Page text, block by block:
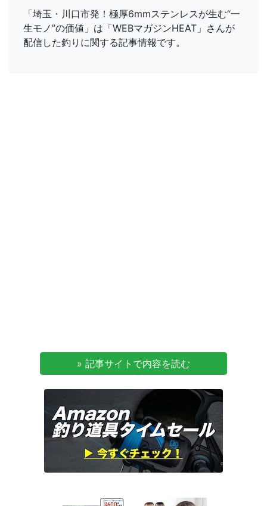
「埼玉・川口市発！極厚6mmステンレスが生む“一
生モノ”の価値」は「WEBマガジンHEAT」さんが
配信した釣りに関する記事情報です。
» 記事サイトで内容を読む